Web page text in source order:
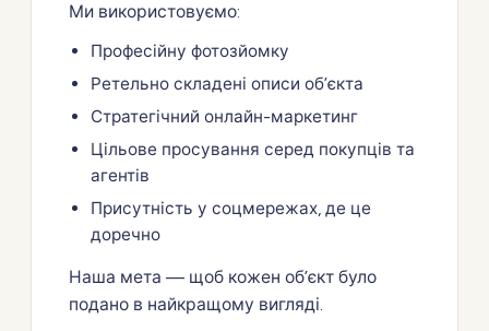
Ми використовуємо:
Професійну фотозйомку
Ретельно складені описи об’єкта
Стратегічний онлайн-маркетинг
Цільове просування серед покупців та
агентів
Присутність у соцмережах, де це
доречно
Наша мета — щоб кожен об’єкт було
подано в найкращому вигляді.